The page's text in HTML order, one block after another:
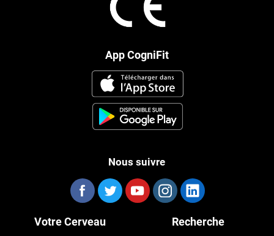
App CogniFit
Nous suivre
Votre Cerveau Recherche